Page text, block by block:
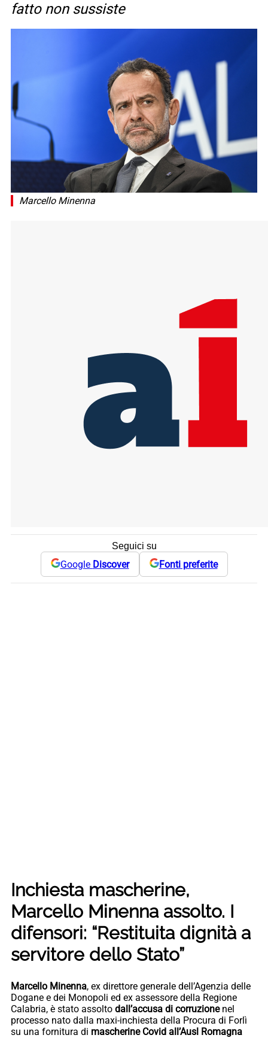
fatto non sussiste
Marcello Minenna
Seguici su
Google Discover Fonti preferite
Inchiesta mascherine,
Marcello Minenna assolto. I
difensori: “Restituita dignità a
servitore dello Stato”
Marcello Minenna, ex direttore generale dell’Agenzia delle
Dogane e dei Monopoli ed ex assessore della Regione
Calabria, è stato assolto dall’accusa di corruzionenel
processo nato dalla maxi-inchiesta della Procura di Forlì
su una fornitura di mascherine Covid all’Ausl Romagna